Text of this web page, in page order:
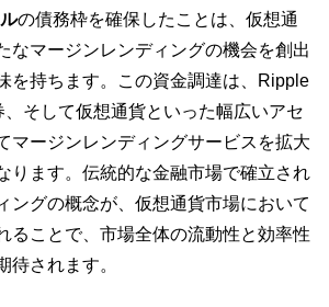
の債務枠を確保したことは、仮想通
なマージンレンディングの機会を創出
を持ちます。この資金調達は、Ripple
、そして仮想通貨といった幅広いアセ
マージンレンディングサービスを拡大
ります。伝統的な金融市場で確立され
ングの概念が、仮想通貨市場において
ることで、市場全体の流動性と効率性
待されます。